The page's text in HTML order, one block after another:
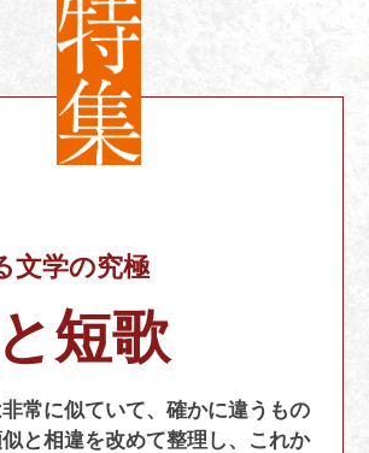
文学の究極
短歌
常に似ていて、確かに違うもの
と相違を改めて整理し、これか